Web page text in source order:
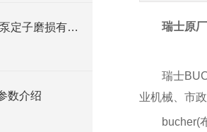
你知道Settima螺杆泵定子磨损有哪些原因吗？
数介绍
瑞士原
瑞士
业机械、市
bucher(